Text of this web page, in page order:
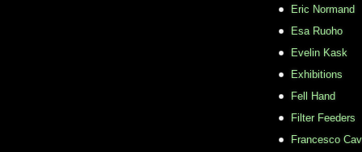
Eric Normand
Esa Ruoho
Evelin Kask
Exhibitions
Fell Hand
Filter Feeders
Francesco